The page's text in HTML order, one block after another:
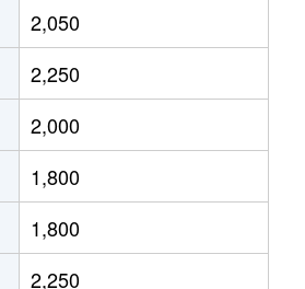
2,400万円
380万円
2,600万円
2,200万円
出町柳
5,800万円
出町柳
5,700万円
6,500万円
1,400万円
5,800万円
2,300万円
1,800万円
3,500万円
2,700万円
2,000万円
2,050
2,250
2,000
1,800
1,800
2,250